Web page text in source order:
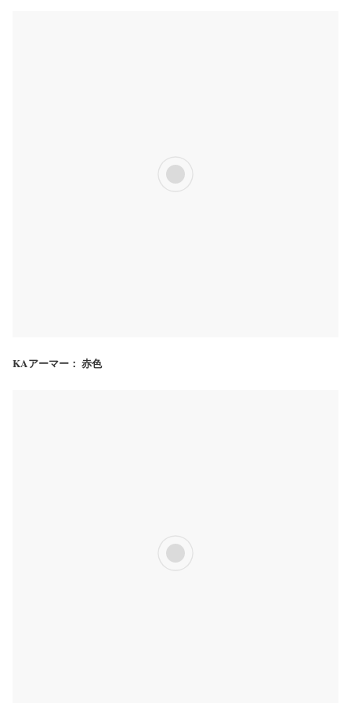
KAアーマー： 赤色